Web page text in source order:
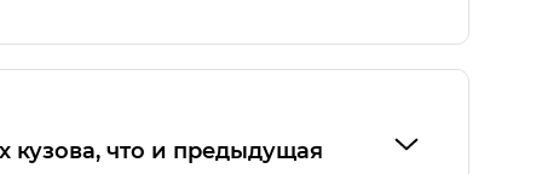
исполнении: комплектация GL (на 5
кузова, что и предыдущая